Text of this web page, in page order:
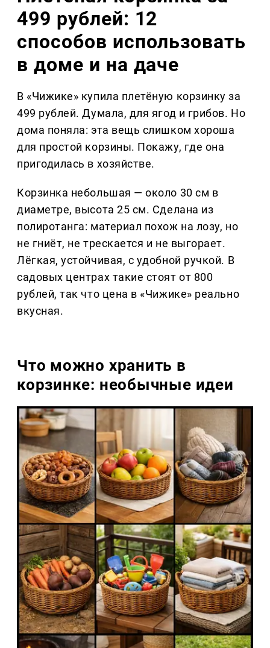
499 рублей: 12
способов использовать
в доме и на даче
В «Чижике» купила плетёную корзинку за
499 рублей. Думала, для ягод и грибов. Но
дома поняла: эта вещь слишком хороша
для простой корзины. Покажу, где она
пригодилась в хозяйстве.
Корзинка небольшая — около 30 см в
диаметре, высота 25 см. Сделана из
полиротанга: материал похож на лозу, но
не гниёт, не трескается и не выгорает.
Лёгкая, устойчивая, с удобной ручкой. В
садовых центрах такие стоят от 800
рублей, так что цена в «Чижике» реально
вкусная.
Что можно хранить в
корзинке: необычные идеи